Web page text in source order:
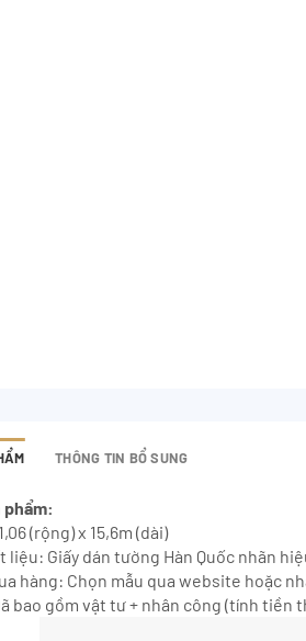
THÔNG TIN BỔ SUNG
phẩm:
(rộng) x 15,6m (dài)
liệu: Giấy dán tường Hàn Quốc nhãn
hàng: Chọn mẫu qua website hoặc
bao gồm vật tư + nhân công (tính tiền